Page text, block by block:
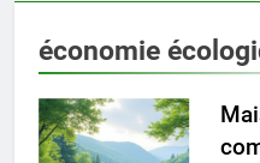
économie